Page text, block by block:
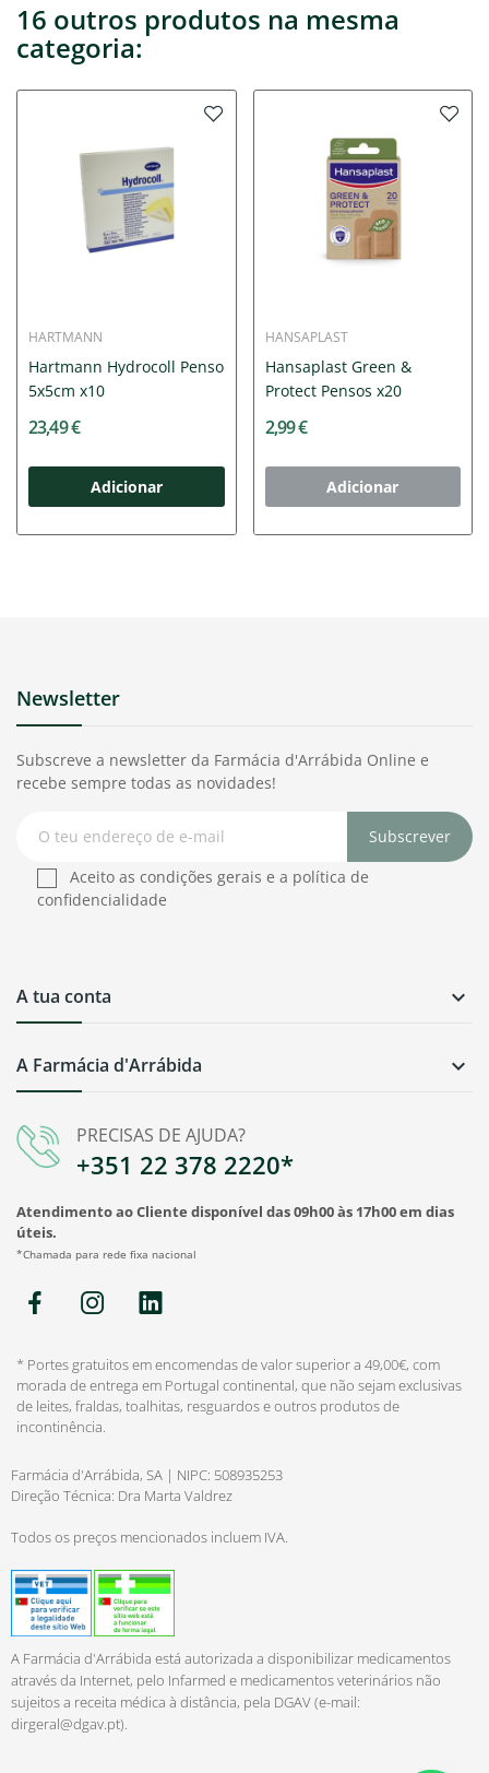
16 outros produtos na mesma
categoria:
HARTMANN
Hartmann Hydrocoll Penso
5x5cm x10
23,49 €
Adicionar
HANSAPLAST
Hansaplast Green &
Protect Pensos x20
2,99 €
Adicionar
PRECISAS DE AJUDA?
+351 22 378 2220*
Atendimento ao Cliente disponível das 09h00 às 17h00 em dias
úteis.
*Chamada para rede fixa nacional
A Farmácia d'Arrábida 
A tua conta 
Newsletter
Subscreve a newsletter da Farmácia d'Arrábida Online e
recebe sempre todas as novidades!
Subscrever
Aceito as condições gerais e a política de
confidencialidade
* Portes gratuitos em encomendas de valor superior a 49,00€, com
morada de entrega em Portugal continental, que não sejam exclusivas
de leites, fraldas, toalhitas, resguardos e outros produtos de
incontinência.
Farmácia d'Arrábida, SA | NIPC: 508935253
Direção Técnica: Dra Marta Valdrez
Todos os preços mencionados incluem IVA.
A Farmácia d'Arrábida está autorizada a disponibilizar medicamentos
através da Internet, pelo Infarmed e medicamentos veterinários não
sujeitos a receita médica à distância, pela DGAV (e-mail:
dirgeral@dgav.pt).